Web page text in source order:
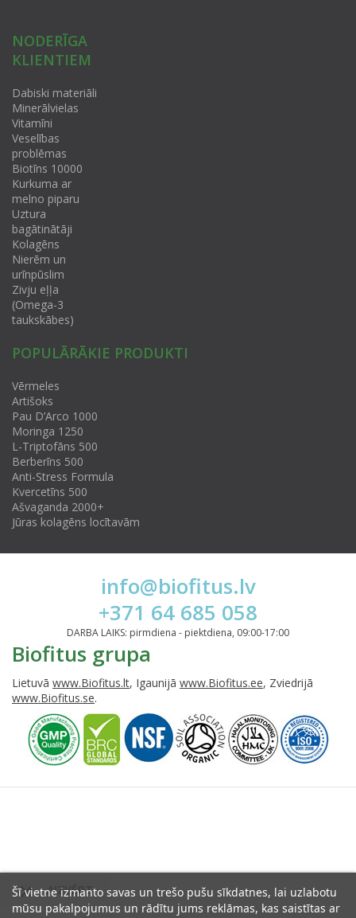
NODERĪGA
KLIENTIEM
Dabiski materiāli
Minerālvielas
Vitamīni
Veselības
problēmas
Biotīns 10000
Kurkuma ar
melno piparu
Uztura
bagātinātāji
Kolagēns
Nierēm un
urīnpūslim
Zivju eļļa
(Omega-3
taukskābes)
POPULĀRĀKIE PRODUKTI
Vērmeles
Artišoks
Pau D’Arco 1000
Moringa 1250
L-Triptofāns 500
Berberīns 500
Anti-Stress Formula
Kvercetīns 500
Ašvaganda 2000+
Jūras kolagēns locītavām
info@biofitus.lv
+371 64 685 058
DARBA LAIKS: pirmdiena - piektdiena, 09:00-17:00
Biofitus grupa
Lietuvā www.Biofitus.lt, Igaunijā www.Biofitus.ee, Zviedrijā
www.Biofitus.se.
Šī vietne izmanto savas un trešo pušu sīkdatnes, lai uzlabotu
mūsu pakalpojumus un rādītu jums reklāmas, kas saistītas ar
 AIZVĒRT